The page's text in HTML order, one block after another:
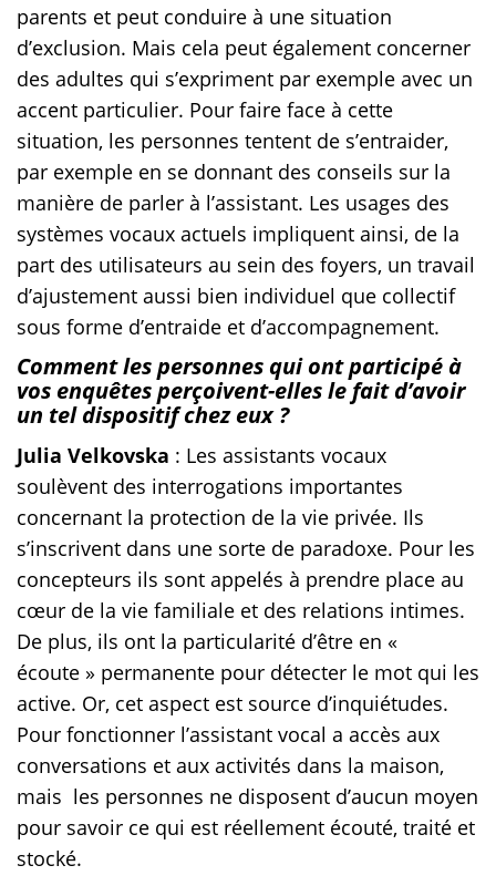
parents et peut conduire à une situation
d’exclusion. Mais cela peut également concerner
des adultes qui s’expriment par exemple avec un
accent particulier. Pour faire face à cette
situation, les personnes tentent de s’entraider,
par exemple en se donnant des conseils sur la
manière de parler à l’assistant. Les usages des
systèmes vocaux actuels impliquent ainsi, de la
part des utilisateurs au sein des foyers, un travail
d’ajustement aussi bien individuel que collectif
sous forme d’entraide et d’accompagnement.
Comment les personnes qui ont participé à
vos enquêtes perçoivent-elles le fait d’avoir
un tel dispositif chez eux ?
Julia Velkovska : Les assistants vocaux
soulèvent des interrogations importantes
concernant la protection de la vie privée. Ils
s’inscrivent dans une sorte de paradoxe. Pour les
concepteurs ils sont appelés à prendre place au
cœur de la vie familiale et des relations intimes.
De plus, ils ont la particularité d’être en «
écoute » permanente pour détecter le mot qui les
active. Or, cet aspect est source d’inquiétudes.
Pour fonctionner l’assistant vocal a accès aux
conversations et aux activités dans la maison,
mais les personnes ne disposent d’aucun moyen
pour savoir ce qui est réellement écouté, traité et
stocké.